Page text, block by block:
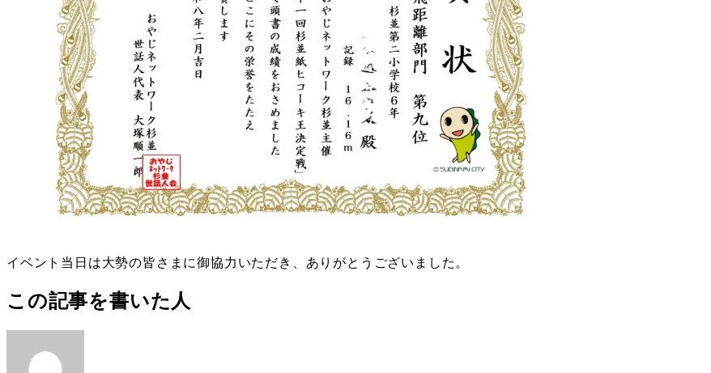
イベント当日は大勢の皆さまに御協力いただき、ありがとうございました。
この記事を書いた人